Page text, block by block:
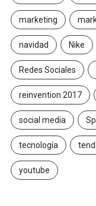
marketing
navidad Nike
Redes Sociales
reinvention 2017
social media
tecnología
youtube